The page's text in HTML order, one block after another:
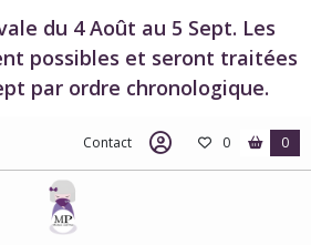
du 4 Août au 5 Sept. Les
possibles et seront traitées
par ordre chronologique.
Contact 0 0